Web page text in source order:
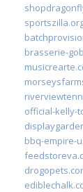
brasserie-
official-kelly-
bbq-empire-